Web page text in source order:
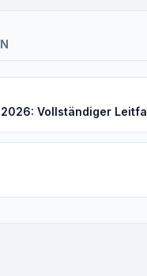
Vollständiger